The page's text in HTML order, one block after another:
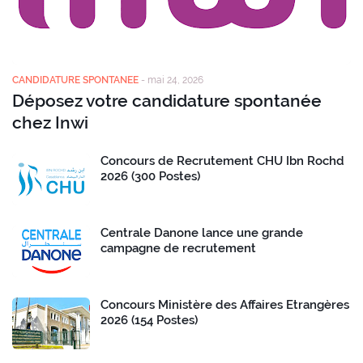
CANDIDATURE SPONTANEE - mai 24, 2026
Déposez votre candidature spontanée
chez Inwi
Concours de Recrutement CHU Ibn Rochd
2026 (300 Postes)
Centrale Danone lance une grande
campagne de recrutement
Concours Ministère des Affaires Etrangères
2026 (154 Postes)